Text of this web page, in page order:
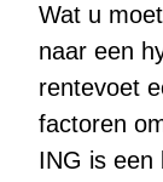
Wat u
naar een
rentevoet
factoren
ING is een